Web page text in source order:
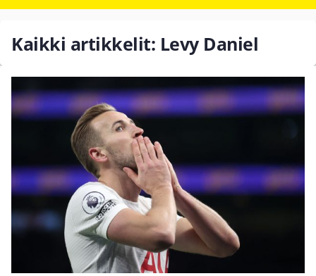
Kaikki artikkelit: Levy Daniel